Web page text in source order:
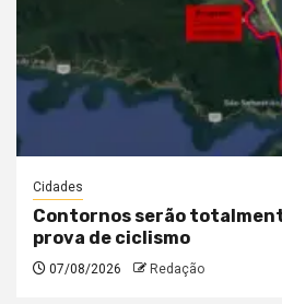
Cidades
Contornos serão
prova de ciclismo
07/08/2026 Redação